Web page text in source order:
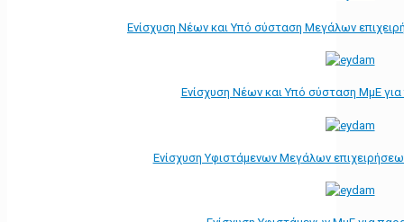
Ενίσχυση Νέων και Υπό σύσταση Μεγάλων
Ενίσχυση Νέων και Υπό σύσταση ΜμΕ
Ενίσχυση Υφιστάμενων Μεγάλων